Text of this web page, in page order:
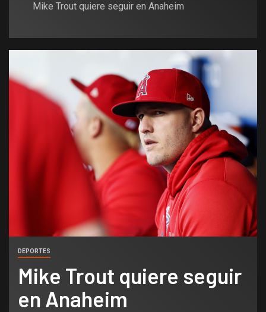
Mike Trout quiere seguir en Anaheim
DEPORTES
Mike Trout quiere seguir
en Anaheim